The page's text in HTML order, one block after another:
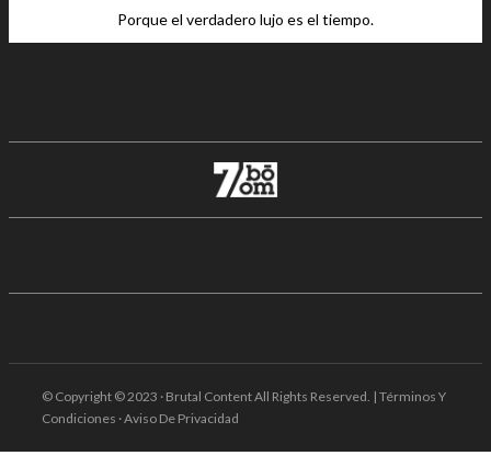
Porque el verdadero lujo es el tiempo.
© Copyright © 2023 · Brutal Content All Rights Reserved. | Términos Y
Condiciones · Aviso De Privacidad